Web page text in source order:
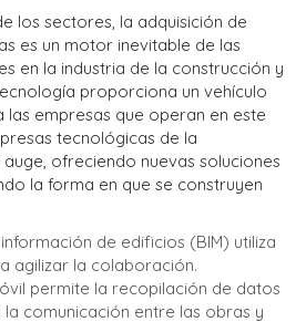
los sectores, la adquisición de
es un motor inevitable de las
en la industria de la construcción y
proporciona un vehículo
las empresas que operan en este
tecnológicas de la
ofreciendo nuevas soluciones
la forma en que se construyen
de edificios (BIM) utiliza
agilizar la colaboración.
permite la recopilación de datos
comunicación entre las obras y